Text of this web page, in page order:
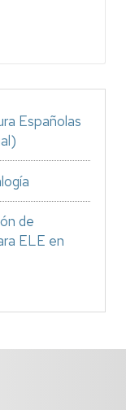
Españolas
de
ELE en